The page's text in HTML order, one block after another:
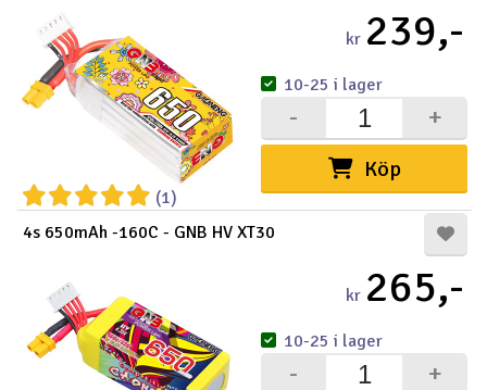
(1)
kr 239,-
Köp
+
-
10-25 i lager
4s 650mAh -160C - GNB HV XT30
kr 265,-
+
-
10-25 i lager